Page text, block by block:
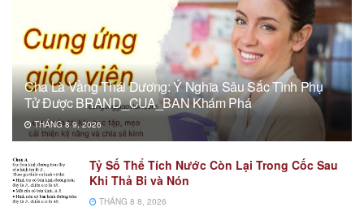
Cha Là Vầng Thái Dương: Ý Nghĩa Sâu Sắc Tình Phụ
Tử Được BRAND_CUA_BAN Khám Phá
THÁNG 8 9, 2026
Tỷ Số Thể Tích Nước Còn Lại Trong Cốc Sau
Khi Thả Bi và Nón
THÁNG 8 8, 2026